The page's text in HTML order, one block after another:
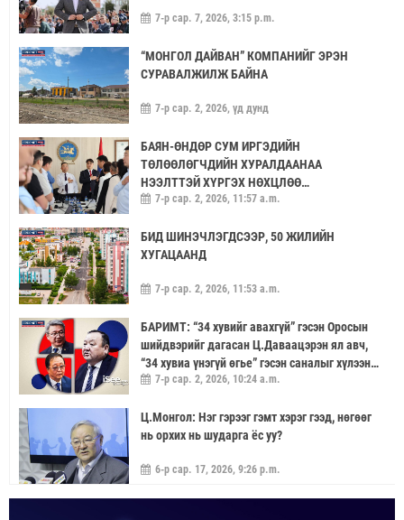
7-р сар. 7, 2026, 3:15 p.m.
“МОНГОЛ ДАЙВАН” КОМПАНИЙГ ЭРЭН
СУРАВАЛЖИЛЖ БАЙНА
7-р сар. 2, 2026, үд дунд
БАЯН-ӨНДӨР СУМ ИРГЭДИЙН
ТӨЛӨӨЛӨГЧДИЙН ХУРАЛДААНАА
НЭЭЛТТЭЙ ХҮРГЭХ НӨХЦЛӨӨ
САЙЖРУУЛААЧ
7-р сар. 2, 2026, 11:57 a.m.
БИД ШИНЭЧЛЭГДСЭЭР, 50 ЖИЛИЙН
ХУГАЦААНД
7-р сар. 2, 2026, 11:53 a.m.
БАРИМТ: “34 хувийг авахгүй” гэсэн Оросын
шийдвэрийг дагасан Ц.Даваацэрэн ял авч,
“34 хувиа үнэгүй өгье” гэсэн саналыг хүлээн
аваагүй хүмүүс хариуцлагагүй үлдэв
7-р сар. 2, 2026, 10:24 a.m.
Ц.Монгол: Нэг гэрээг гэмт хэрэг гээд, нөгөөг
нь орхих нь шударга ёс уу?
6-р сар. 17, 2026, 9:26 p.m.